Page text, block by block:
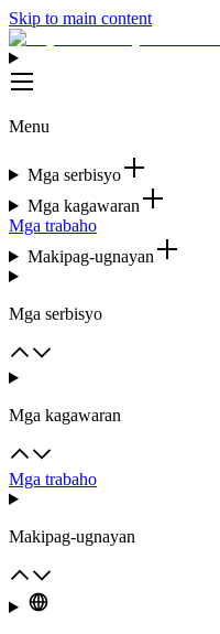
Skip to main content
Menu
Mga serbisyo
Mga kagawaran
Mga trabaho
Makipag-ugnayan
Mga serbisyo
Mga kagawaran
Mga trabaho
Makipag-ugnayan